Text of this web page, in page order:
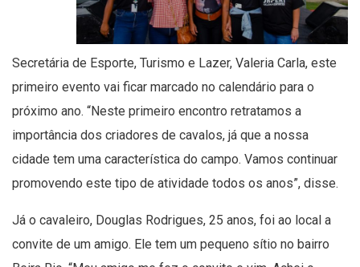
Secretária de Esporte, Turismo e Lazer, Valeria Carla, este
primeiro evento vai ficar marcado no calendário para o
próximo ano. “Neste primeiro encontro retratamos a
importância dos criadores de cavalos, já que a nossa
cidade tem uma característica do campo. Vamos continuar
promovendo este tipo de atividade todos os anos”, disse.
Já o cavaleiro, Douglas Rodrigues, 25 anos, foi ao local a
convite de um amigo. Ele tem um pequeno sítio no bairro